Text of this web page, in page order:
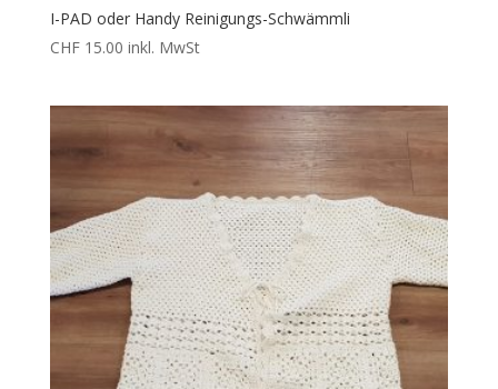
I-PAD oder Handy Reinigungs-Schwämmli
CHF15.00 inkl. MwSt